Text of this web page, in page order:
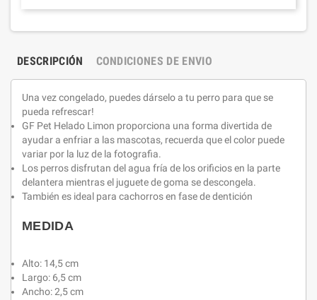
DESCRIPCIÓN CONDICIONES DE ENVIO
Una vez congelado, puedes dárselo a tu perro para que se
pueda refrescar!
GF Pet Helado Limon proporciona una forma divertida de
ayudar a enfriar a las mascotas, recuerda que el color puede
variar por la luz de la fotografia.
Los perros disfrutan del agua fría de los orificios en la parte
delantera mientras el juguete de goma se descongela.
También es ideal para cachorros en fase de dentición
MEDIDA
Alto: 14,5 cm
Largo: 6,5 cm
Ancho: 2,5 cm